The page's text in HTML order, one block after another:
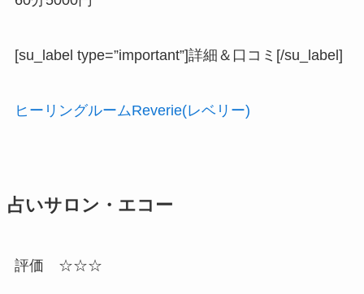
[su_label type=”important”]詳細＆口コミ[/su_label]
ヒーリングルームReverie(レベリー)
占いサロン・エコー
評価 ☆☆☆